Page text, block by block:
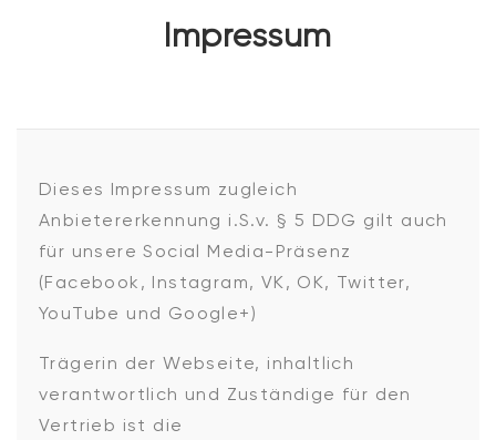
Impressum
Dieses Impressum zugleich
Anbietererkennung i.S.v. § 5 DDG gilt auch
für unsere Social Media-Präsenz
(Facebook, Instagram, VK, OK, Twitter,
YouTube und Google+)
Trägerin der Webseite, inhaltlich
verantwortlich und Zuständige für den
Vertrieb ist die